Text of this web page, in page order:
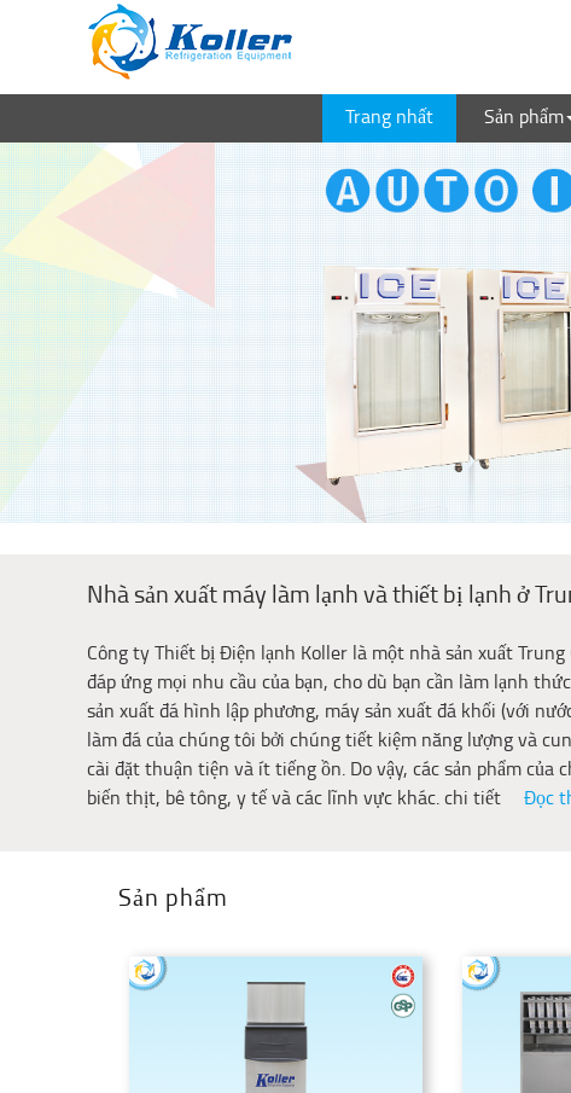
Trang nhất Sản phẩm
Nhà sản xuất máy làm lạnh và thiết bị lạnh ở
Công ty Thiết bị Điện lạnh Koller là một nhà sản xuất
đáp ứng mọi nhu cầu của bạn, cho dù bạn cần làm lạnh
sản xuất đá hình lập phương, máy sản xuất đá khối (với
làm đá của chúng tôi bởi chúng tiết kiệm năng lượng và
cài đặt thuận tiện và ít tiếng ồn. Do vậy, các sản phẩm của
biến thịt, bê tông, y tế và các lĩnh vực khác. chi tiết
Đọc
Sản phẩm